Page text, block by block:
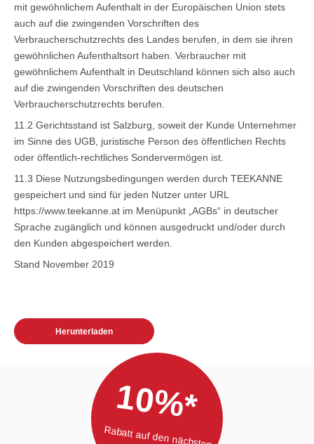
mit gewöhnlichem Aufenthalt in der Europäischen Union stets
auch auf die zwingenden Vorschriften des
Verbraucherschutzrechts des Landes berufen, in dem sie ihren
gewöhnlichen Aufenthaltsort haben. Verbraucher mit
gewöhnlichem Aufenthalt in Deutschland können sich also auch
auf die zwingenden Vorschriften des deutschen
Verbraucherschutzrechts berufen.
11.2 Gerichtsstand ist Salzburg, soweit der Kunde Unternehmer
im Sinne des UGB, juristische Person des öffentlichen Rechts
oder öffentlich-rechtliches Sondervermögen ist.
11.3 Diese Nutzungsbedingungen werden durch TEEKANNE
gespeichert und sind für jeden Nutzer unter URL
https://www.teekanne.at im Menüpunkt „AGBs“ in deutscher
Sprache zugänglich und können ausgedruckt und/oder durch
den Kunden abgespeichert werden.
Stand November 2019
Herunterladen
10%*
Rabatt auf den nächsten